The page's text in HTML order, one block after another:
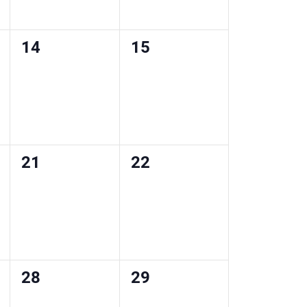
0
14
0
15
0
21
0
22
0
28
0
29